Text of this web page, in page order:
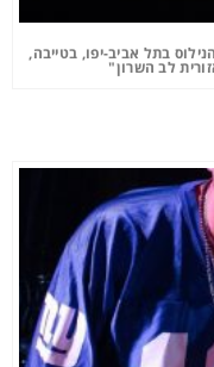
בתל אביב-יפו, בטייבה,
לב השרון"